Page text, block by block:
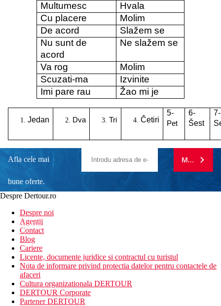
Multumesc
Hvala
Cu placere
Molim
De acord
Slažem se
Nu sunt de
acord
Ne slažem se
Va rog
Molim
Scuzati-ma
Izvinite
Imi pare rau
Žao mi je
Jedan Dva Tri Četiri
5-
Pet
6-
Šest
7-
Afla cele mai
bune oferte.
newsletter!
MA
Despre Dertour.ro
Despre noi
Agentii
Contact
Blog
Cariere
Licente, documente juridice si contractul cu turistul
Nota de informare privind protectia datelor pentru contactele de
afaceri
Cultura organizationala DERTOUR
DERTOUR Corporate
Partener DERTOUR